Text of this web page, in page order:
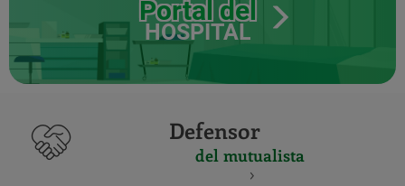
Portal del
HOSPITAL
Defensor
del mutualista